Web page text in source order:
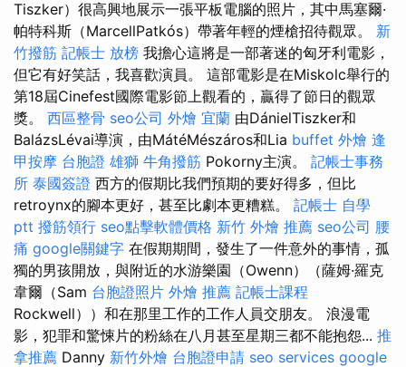
Tiszker）很高興地展示一張平板電腦的照片，其中馬塞爾·
帕特科斯（MarcellPatkós）帶著年輕的煙槍招待觀眾。 新
竹撥筋 記帳士 放榜 我擔心這將是一部著迷的匈牙利電影，
但它有好笑話，我喜歡演員。 這部電影是在Miskolc舉行的
第18屆Cinefest國際電影節上觀看的，贏得了節日的觀眾
獎。 西區整骨 seo公司 外燴 宜蘭 由DánielTiszker和
BalázsLévai導演，由MátéMészáros和Lia buffet 外燴 逢
甲按摩 台胞證 雄獅 牛角撥筋 Pokorny主演。 記帳士事務
所 泰國簽證 西方的假期比我們預期的要好得多，但比
retroynx的腳本更好，甚至比劇本更糟糕。 記帳士 自學
ptt 撥筋領行 seo點擊軟體價格 新竹 外燴 推薦 seo公司 腰
痛 google關鍵字 在假期期間，發生了一件意外的事情，孤
獨的男孩開放，與附近的水游樂園（Owenn）（薩姆·羅克
韋爾（Sam 台胞證照片 外燴 推薦 記帳士課程
Rockwell））和在那里工作的工作人員交朋友。 浪漫電
影，犯罪和驚悚片的粉絲在八月甚至星期三都不能抱怨... 推
拿推薦 Danny 新竹外燴 台胞證申請 seo services google